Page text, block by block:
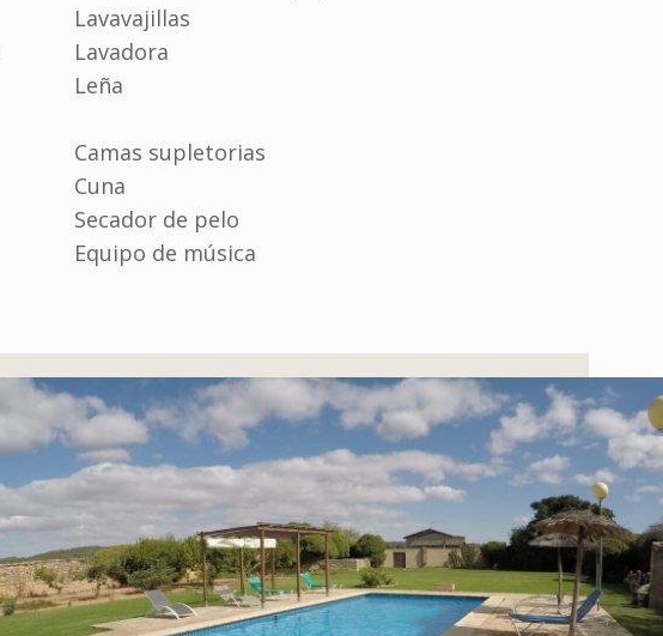
Lavavajillas
Lavadora
Leña
Camas supletorias
Cuna
Secador de pelo
Equipo de música